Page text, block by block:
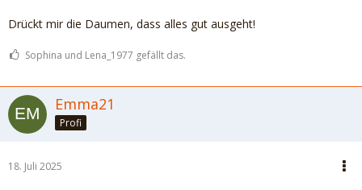
Drückt mir die Daumen, dass alles gut ausgeht!
Sophina und Lena_1977 gefällt das.
Emma21
Profi
18. Juli 2025